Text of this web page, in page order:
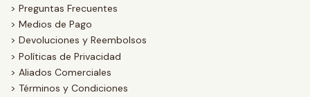
> Preguntas Frecuentes
> Medios de Pago
> Devoluciones y Reembolsos
> Políticas de Privacidad
> Aliados Comerciales
> Términos y Condiciones